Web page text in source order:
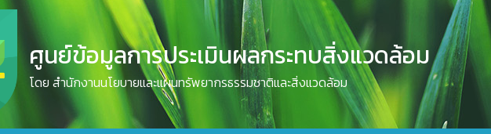
ศูนย์ข้อมูลการประเมินผลกระทบสิ่งแวดล้อม
โดย สำนักงานนโยบายและแผนทรัพยากรธรรมชาติและสิ่งแวดล้อม